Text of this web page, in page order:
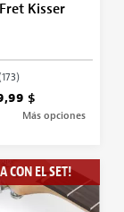
Kisser
$
Más opciones
CON EL SET!